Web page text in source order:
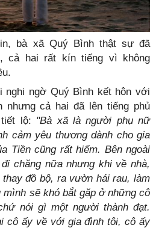
bà xã Quý Bình thật sự đã
cả hai rất kín tiếng vì không
nghi ngờ Quý Bình kết hôn với
cả hai đã lên tiếng phủ
lộ: "Bà xã là người phụ nữ
cảm yêu thương dành cho gia
Tiền cũng rất hiếm. Bên ngoài
chăng nữa nhưng khi về nhà,
đồ bộ, ra vườn hái rau, làm
mình sẽ khó bắt gặp ở những cô
nói gì một người thành đạt.
cô ấy về với gia đình tôi, cô ấy